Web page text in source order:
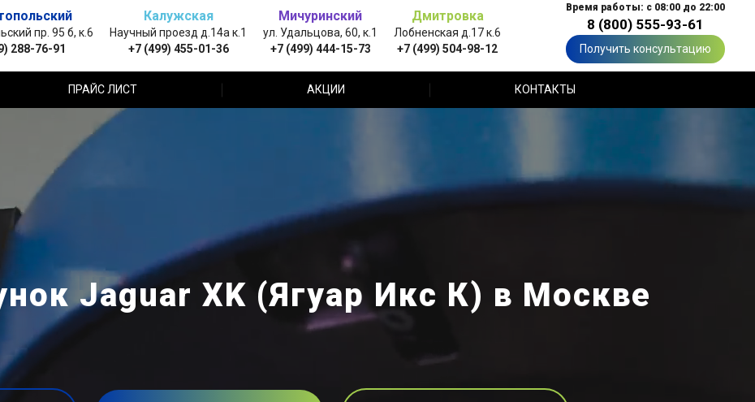
пр. 95 б, к.6
288-76-91
Калужская
Научный проезд д.14а к.1
+7 (499) 455-01-36
Мичуринский
ул. Удальцова, 60, к.1
+7 (499) 444-15-73
Дмитровка
Лобненская д.17 к.6
+7 (499) 504-98-12
Время работы: с 08:00 до 22:00
8 (800) 555-93-61
Получить консультацию
ПРАЙС ЛИСТ АКЦИИ КОНТАКТЫ
Jaguar XK (Ягуар Икс К) в Москве